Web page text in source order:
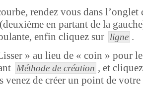
rendez vous dans l’onglet
(deuxième en partant de la
enfin cliquez sur ligne .
» au lieu de « coin » pour
Méthode de création , et
venez de créer un point de